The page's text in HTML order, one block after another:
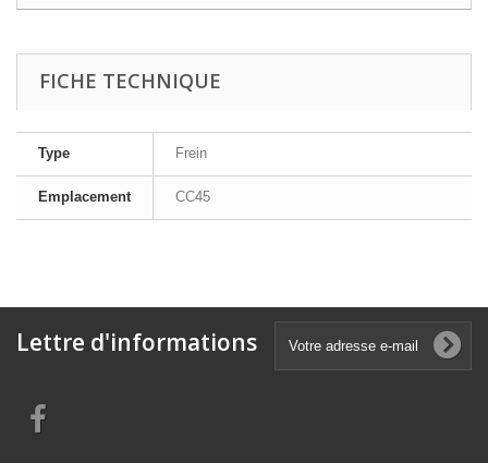
FICHE TECHNIQUE
Type Frein
Emplacement CC45
Lettre d'informations